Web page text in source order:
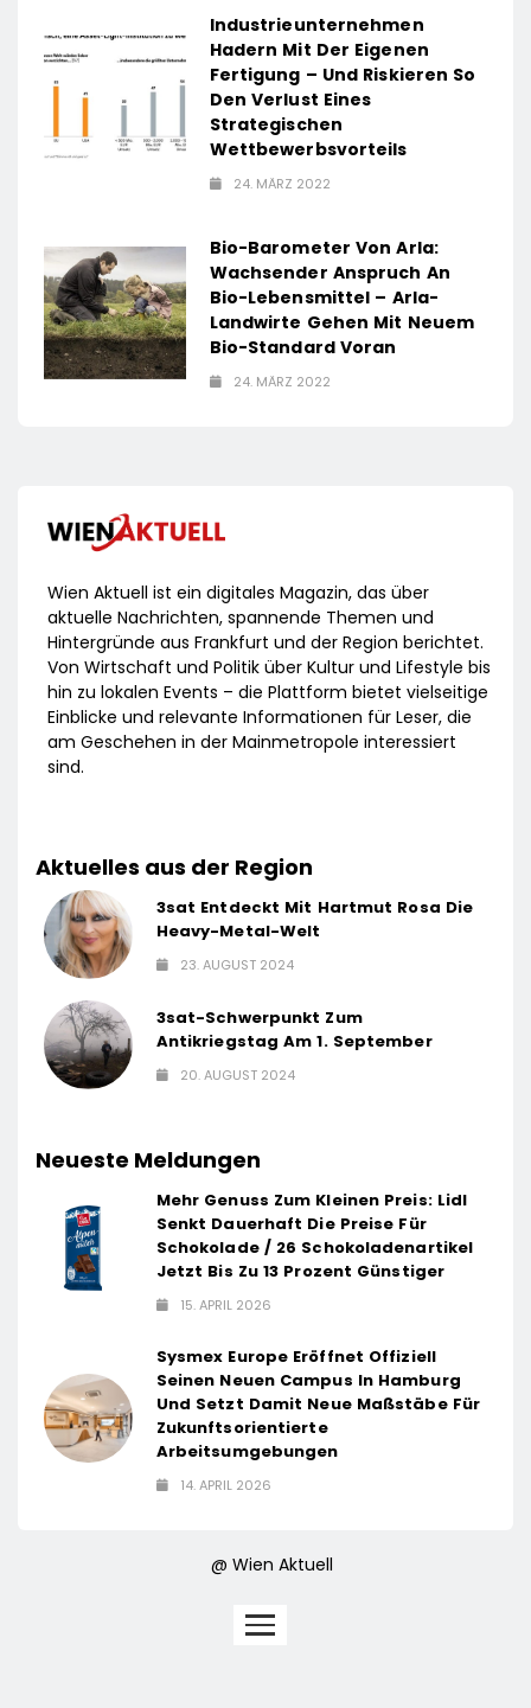
Industrieunternehmen
Hadern Mit Der Eigenen
Fertigung – Und Riskieren So
Den Verlust Eines
Strategischen
Wettbewerbsvorteils
24. MÄRZ 2022
Bio-Barometer Von Arla:
Wachsender Anspruch An
Bio-Lebensmittel – Arla-
Landwirte Gehen Mit Neuem
Bio-Standard Voran
24. MÄRZ 2022
Wien Aktuell ist ein digitales Magazin, das über
aktuelle Nachrichten, spannende Themen und
Hintergründe aus Frankfurt und der Region berichtet.
Von Wirtschaft und Politik über Kultur und Lifestyle bis
hin zu lokalen Events – die Plattform bietet vielseitige
Einblicke und relevante Informationen für Leser, die
am Geschehen in der Mainmetropole interessiert
sind.
Aktuelles aus der Region
3sat Entdeckt Mit Hartmut Rosa Die
Heavy-Metal-Welt
23. AUGUST 2024
3sat-Schwerpunkt Zum
Antikriegstag Am 1. September
20. AUGUST 2024
Neueste Meldungen
Mehr Genuss Zum Kleinen Preis: Lidl
Senkt Dauerhaft Die Preise Für
Schokolade / 26 Schokoladenartikel
Jetzt Bis Zu 13 Prozent Günstiger
15. APRIL 2026
Sysmex Europe Eröffnet Offiziell
Seinen Neuen Campus In Hamburg
Und Setzt Damit Neue Maßstäbe Für
Zukunftsorientierte
Arbeitsumgebungen
14. APRIL 2026
@ Wien Aktuell